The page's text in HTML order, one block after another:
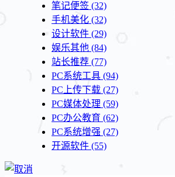
笔记便签 (32)
手机美化 (32)
设计软件 (29)
娱乐其他 (84)
站长推荐 (77)
PC系统工具 (94)
PC上传下载 (27)
PC媒体处理 (59)
PC办公教育 (62)
PC系统增强 (27)
开源软件 (55)